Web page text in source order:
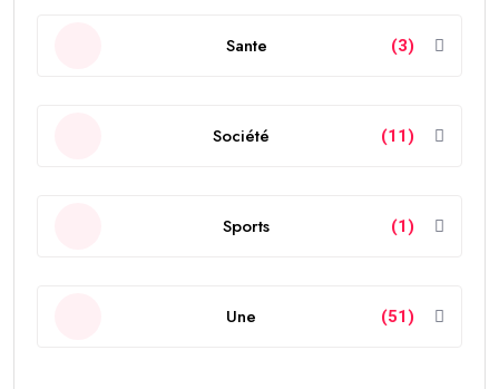
Sante (3)
Société (11)
Sports (1)
Une (51)